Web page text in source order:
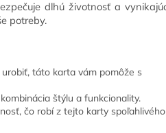
dlhú životnosť a
potreby.
táto karta vám pomôže s
štýlu a funkcionality.
čo robí z tejto karty spoľahlivého